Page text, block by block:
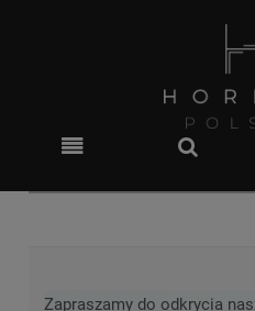
Zapraszamy do odkrycia